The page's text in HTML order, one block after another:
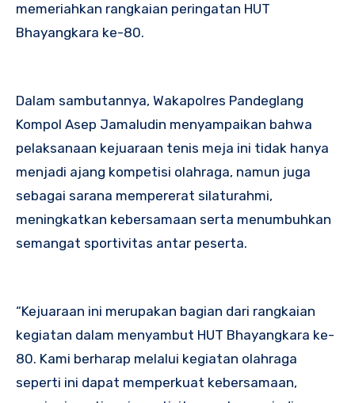
memeriahkan rangkaian peringatan HUT
Bhayangkara ke-80.
Dalam sambutannya, Wakapolres Pandeglang
Kompol Asep Jamaludin menyampaikan bahwa
pelaksanaan kejuaraan tenis meja ini tidak hanya
menjadi ajang kompetisi olahraga, namun juga
sebagai sarana mempererat silaturahmi,
meningkatkan kebersamaan serta menumbuhkan
semangat sportivitas antar peserta.
“Kejuaraan ini merupakan bagian dari rangkaian
kegiatan dalam menyambut HUT Bhayangkara ke-
80. Kami berharap melalui kegiatan olahraga
seperti ini dapat memperkuat kebersamaan,